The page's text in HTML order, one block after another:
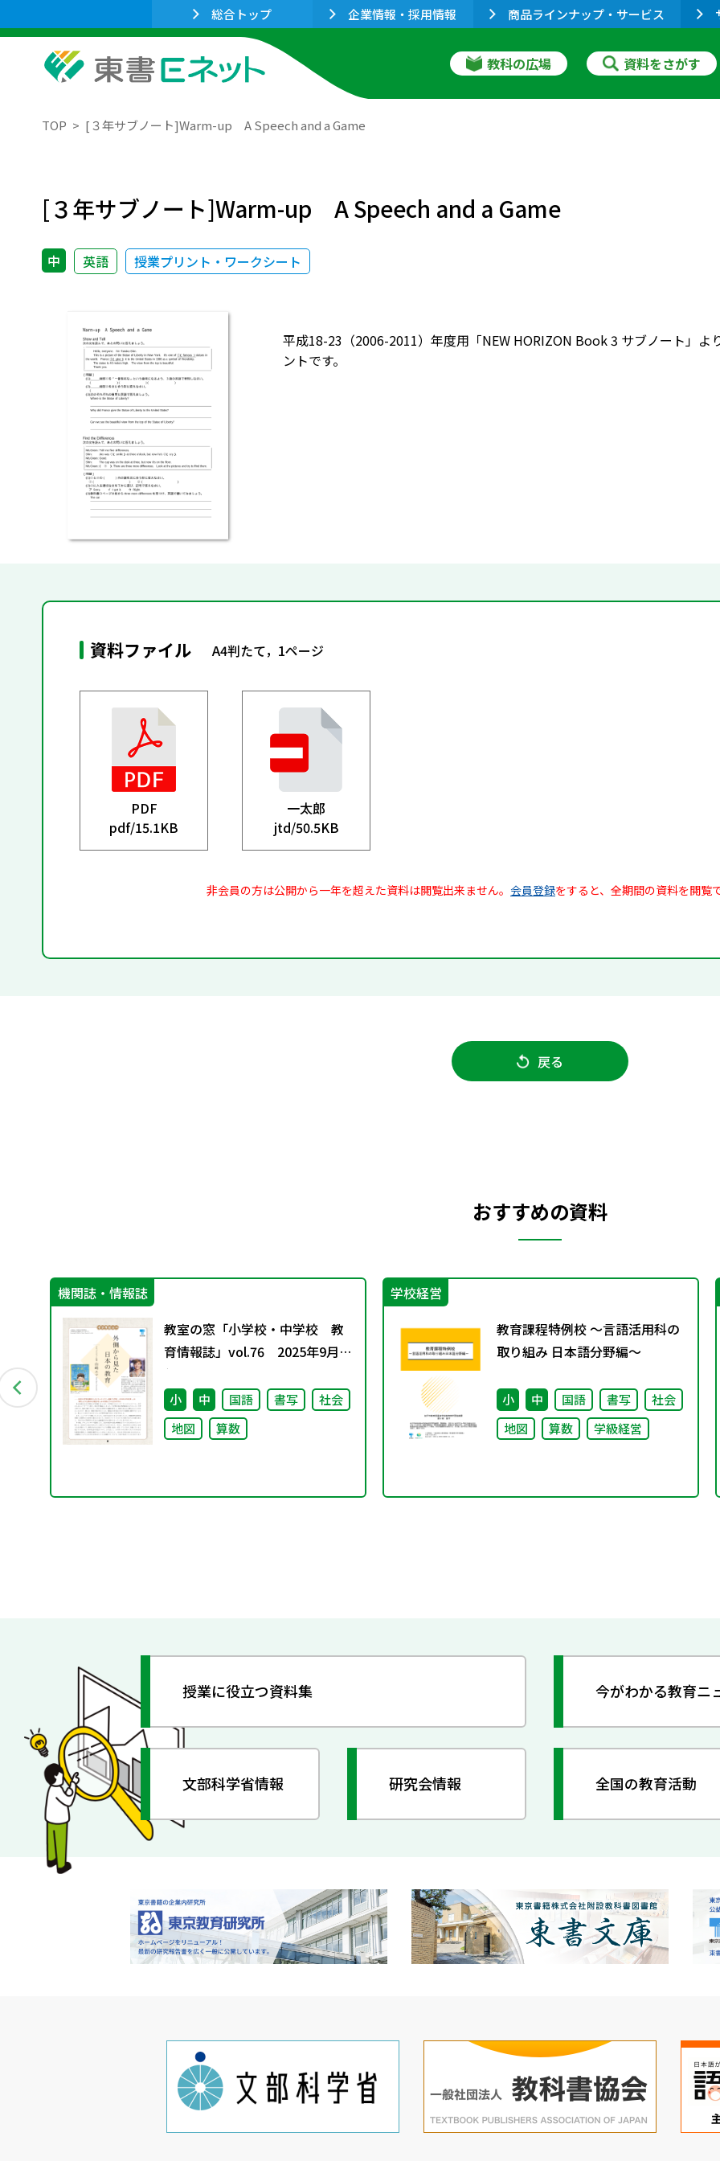
総合トップ 企業情報・採用情報 商品ラインナップ・サービス
教科の広場 資料をさがす
TOP [３年サブノート]Warm-up A Speech and a Game
[３年サブノート]Warm-up A Speech and a Game
中 英語 授業プリント・ワークシート
平成18-23（2006-2011）年度用「NEW HORIZON Book 3 サブノート」
ントです。
資料ファイル A4判たて，1ページ
PDF
pdf/15.1KB
一太郎
jtd/50.5KB
非会員の方は公開から一年を超えた資料は閲覧出来ません。 会員登録をすると、全期間の資料を閲覧
戻る
おすすめの資料
機関誌・情報誌
教室の窓「小学校・中学校 教
育情報誌」vol.76 2025年9月発
行
小 中 国語 書写
社会
地図
算数
学校経営
教育課程特例校 ～言語活用科の
取り組み 日本語分野編～
小 中 国語 書写
社会
地図
算数 学級経営
授業に役立つ資料集 今がわかる教育ニ
文部科学省情報 研究会情報 全国の教育活動